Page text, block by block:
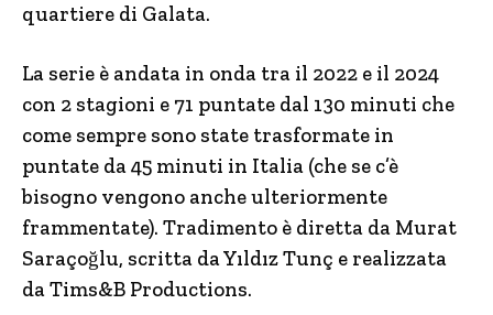
quartiere di Galata.
La serie è andata in onda tra il 2022 e il 2024
con 2 stagioni e 71 puntate dal 130 minuti che
come sempre sono state trasformate in
puntate da 45 minuti in Italia (che se c’è
bisogno vengono anche ulteriormente
frammentate). Tradimento è diretta da Murat
Saraçoğlu, scritta da Yıldız Tunç e realizzata
da Tims&B Productions.